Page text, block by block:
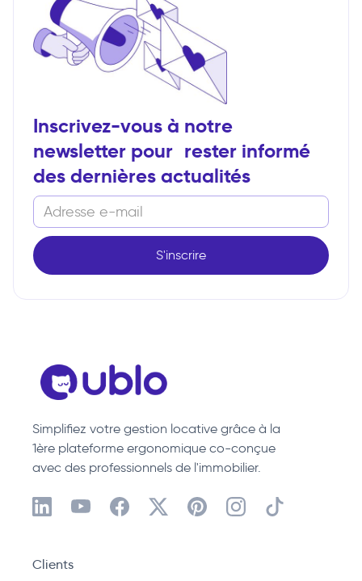
Inscrivez-vous à notre
newsletter pour rester informé
des dernières actualités
Simplifiez votre gestion locative grâce à la
1ère plateforme ergonomique co-conçue
avec des professionnels de l'immobilier.
Clients